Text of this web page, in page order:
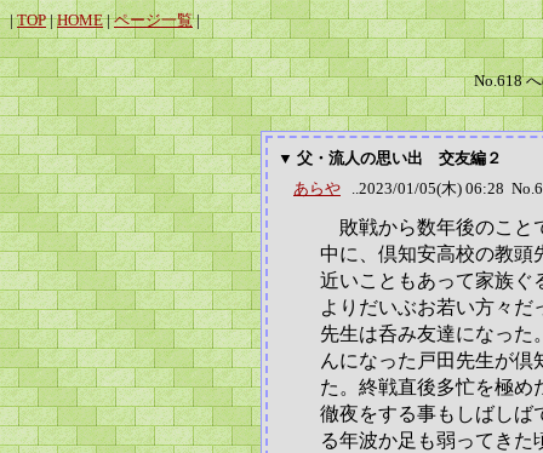
|TOP|HOME|ページ一覧|
No.618
▼ 父・流人の思い出 交友編２
あらや ..2023/01/05(木) 06:28
敗戦から数年後のこと
中に、倶知安高校の教頭
近いこともあって家族ぐ
よりだいぶお若い方々
先生は呑み友達になった
んになった戸田先生が倶
た。終戦直後多忙を極め
徹夜をする事もしばしば
る年波か足も弱ってき